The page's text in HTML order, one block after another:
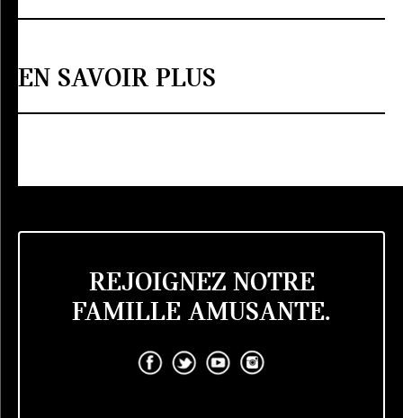
EN SAVOIR PLUS
REJOIGNEZ NOTRE
FAMILLE AMUSANTE.